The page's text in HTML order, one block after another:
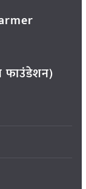
फाउंडेशन)